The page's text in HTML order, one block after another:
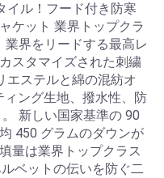
イル！フード付き防寒
ケット 業界トップクラ
界をリードする最高レ
スタマイズされた刺繍
エステルと綿の混紡オ
ィング生地、撥水性、防
新しい国家基準の 90
450 グラムのダウンが
量は業界トップクラス
ベットの伝いを防ぐ二